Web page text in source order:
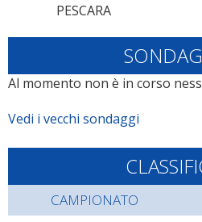
PESCARA
Al momento non è in corso
Vedi i vecchi sondaggi
CAMPIONATO